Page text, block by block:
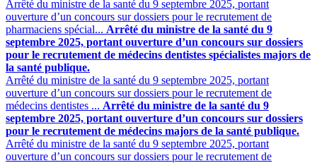
Arrêté du ministre de la santé du 9 septembre 2025, portant
ouverture d’un concours sur dossiers pour le recrutement de
pharmaciens spécial... Arrêté du ministre de la santé du 9
septembre 2025, portant ouverture d’un concours sur dossiers
pour le recrutement de médecins dentistes spécialistes majors de
la santé publique.
Arrêté du ministre de la santé du 9 septembre 2025, portant
ouverture d’un concours sur dossiers pour le recrutement de
médecins dentistes ... Arrêté du ministre de la santé du 9
septembre 2025, portant ouverture d’un concours sur dossiers
pour le recrutement de médecins majors de la santé publique.
Arrêté du ministre de la santé du 9 septembre 2025, portant
ouverture d’un concours sur dossiers pour le recrutement de